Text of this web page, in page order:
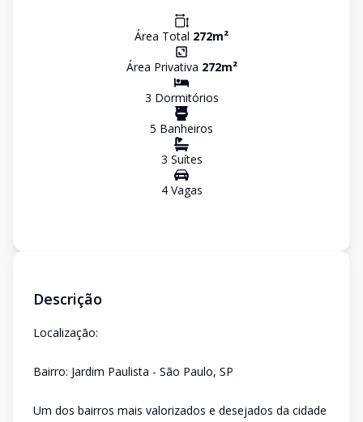
Área Total 272m²
Área Privativa 272m²
3 Dormitórios
5 Banheiros
3 Suítes
4Vagas
Descrição
Localização:
Bairro: Jardim Paulista - São Paulo, SP
Um dos bairros mais valorizados e desejados da cidade